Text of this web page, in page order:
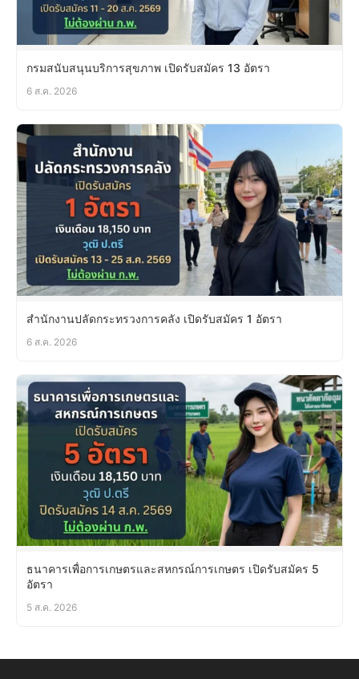
กรมสนับสนุนบริการสุขภาพ เปิดรับสมัคร 13 อัตรา
6 ส.ค. 2026
สำนักงานปลัดกระทรวงการคลัง เปิดรับสมัคร 1 อัตรา
6 ส.ค. 2026
ธนาคารเพื่อการเกษตรและสหกรณ์การเกษตร เปิดรับสมัคร 5
อัตรา
5 ส.ค. 2026